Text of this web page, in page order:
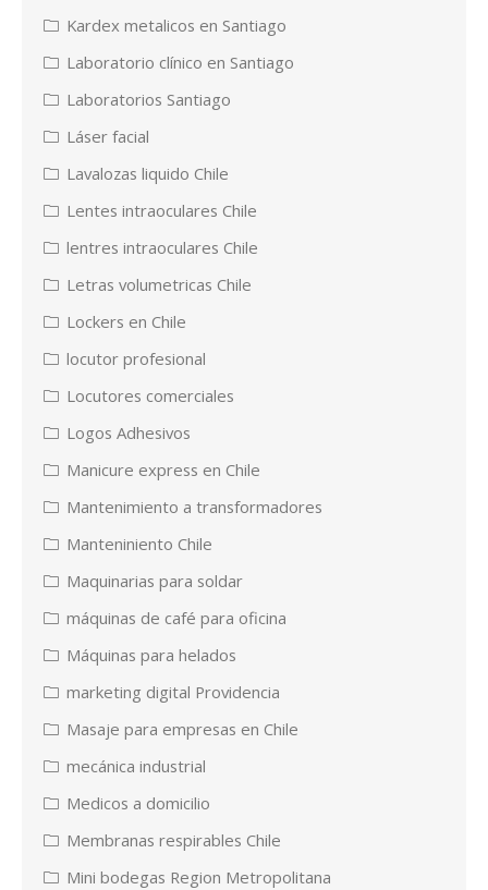
Kardex metalicos en Santiago
Laboratorio clínico en Santiago
Laboratorios Santiago
Láser facial
Lavalozas liquido Chile
Lentes intraoculares Chile
lentres intraoculares Chile
Letras volumetricas Chile
Lockers en Chile
locutor profesional
Locutores comerciales
Logos Adhesivos
Manicure express en Chile
Mantenimiento a transformadores
Manteniniento Chile
Maquinarias para soldar
máquinas de café para oficina
Máquinas para helados
marketing digital Providencia
Masaje para empresas en Chile
mecánica industrial
Medicos a domicilio
Membranas respirables Chile
Mini bodegas Region Metropolitana